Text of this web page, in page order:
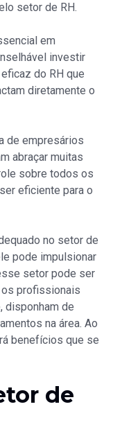
setor de RH.
em
investir
do RH que
diretamente o
de empresários
abraçar muitas
sobre todos os
eficiente para o
no setor de
pode impulsionar
setor pode ser
profissionais
disponham de
na área. Ao
benefícios que se
de